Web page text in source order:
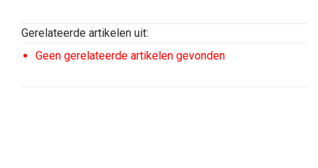
Gerelateerde artikelen uit:
Geen gerelateerde artikelen gevonden